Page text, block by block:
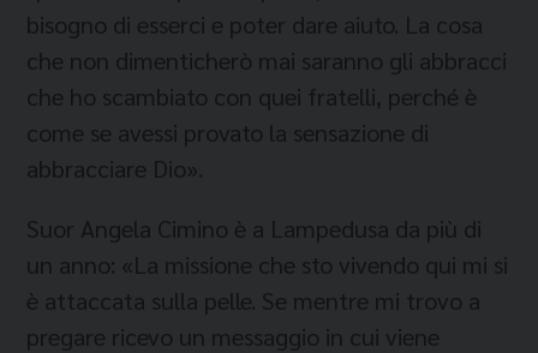
bisogno di esserci e poter dare aiuto. La cosa
che non dimenticherò mai saranno gli abbracci
che ho scambiato con quei fratelli, perché è
come se avessi provato la sensazione di
abbracciare Dio».
Suor Angela Cimino è a Lampedusa da più di
un anno: «La missione che sto vivendo qui mi si
è attaccata sulla pelle. Se mentre mi trovo a
pregare ricevo un messaggio in cui viene